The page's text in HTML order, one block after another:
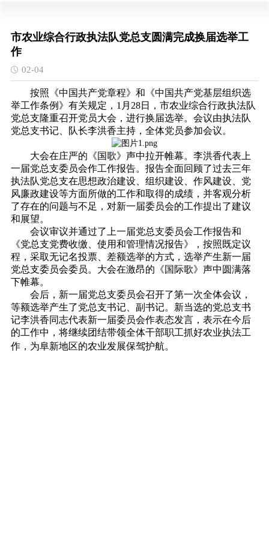
市农业综合行政执法队党总支圆满完成换届选举工
作
02-04
按照《中国共产党章程》和《中国共产党基层组织选
举工作条例》有关规定，1月28日，市农业综合行政执法队
党总支隆重召开党员大会，进行换届选举。会议由执法队
党总支书记、队长李洪香主持，全体党员参加会议。
大会在庄严的《国歌》声中拉开帷幕。李洪香代表上
一届党总支委员会作工作报告。报告全面回顾了过去三年
执法队党总支在思想政治建设、组织建设、作风建设、党
风廉政建设等方面所做的工作和取得的成绩，并客观分析
了存在的问题与不足，对新一届委员会的工作提出了建议
和展望。
会议审议并通过了上一届党总支委员会工作报告和
《党总支党费收缴、使用和管理情况报告》，按照既定议
程，采取无记名投票、差额选举的方式，选举产生新一届
党总支委员会委员。大会在激昂的《国际歌》声中圆满落
下帷幕。
会后，新一届党总支委员会召开了第一次全体会议，
等额选举产生了党总支书记、副书记。新当选的党总支书
记李洪香同志代表新一届委员会作表态发言，表示在今后
的工作中，将继续团结带领全体干部职工抓好农业执法工
作，为阜新地区的农业发展保驾护航。